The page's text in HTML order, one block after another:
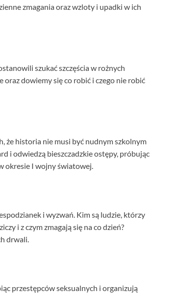
zmagania oraz wzloty i upadki w ich
szukać szczęścia w rożnych
oraz dowiemy się co robić i czego nie robić
że historia nie musi być nudnym szkolnym
i odwiedzą bieszczadzkie ostępy, próbując
okresie I wojny światowej.
i wyzwań. Kim są ludzie, którzy
i z czym zmagają się na co dzień?
drwali.
przestępców seksualnych i organizują